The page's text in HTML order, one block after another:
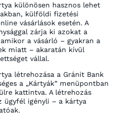
különösen hasznos lehet
külföldi fizetési
vásárlások esetén. A
zárja ki azokat a
a vásárló – gyakran a
miatt – akaratán kívül
vállal.
létrehozása a Gránit Bank
a „Kártyák” menüpontban
kattintva. A létrehozás
ügyfél igényli – a kártya